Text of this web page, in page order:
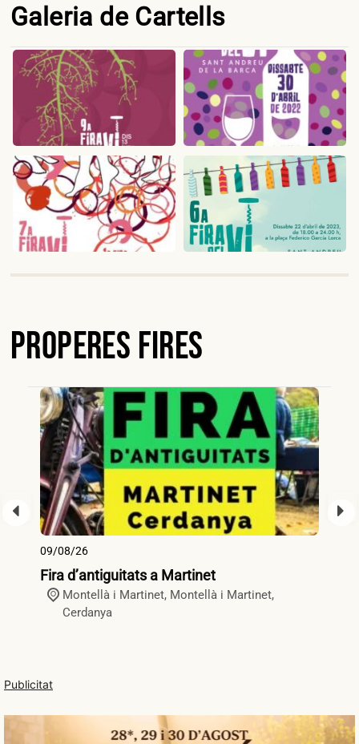
Galeria de Cartells
Properes Fires
09/08/26
Fira d’antiguitats a Martinet
Montellà i Martinet, Montellà i Martinet,
Cerdanya
Publicitat